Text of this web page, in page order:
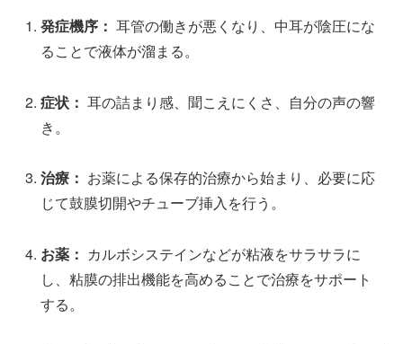
発症機序： 耳管の働きが悪くなり、中耳が陰圧にな
ることで液体が溜まる。
症状： 耳の詰まり感、聞こえにくさ、自分の声の響
き。
治療： お薬による保存的治療から始まり、必要に応
じて鼓膜切開やチューブ挿入を行う。
お薬： カルボシステインなどが粘液をサラサラに
し、粘膜の排出機能を高めることで治療をサポート
する。